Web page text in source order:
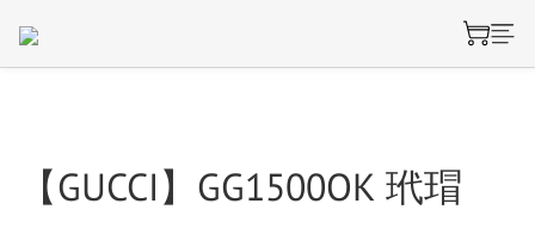
【GUCCI】GG1500OK 玳瑁